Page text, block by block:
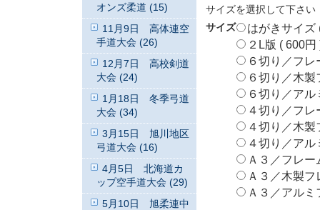
サイズを選択して下さい
サイズ
はがきサイズ
２L版 ( 600円
６切り／フ
６切り／木
６切り／ア
４切り／フレ
４切り／木製
４切り／アル
Ａ３／フレ
Ａ３／木製
Ａ３／アル
オンズ柔道 (15)
11月9日 高体連空
手道大会 (26)
12月7日 高校剣道
大会 (24)
1月18日 冬季弓道
大会 (34)
3月15日 旭川地区
弓道大会 (16)
4月5日 北海道カ
ップ空手道大会 (29)
5月10日 旭柔連中